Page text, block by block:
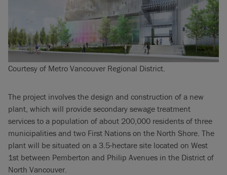
Courtesy of Metro Vancouver Regional District.
The project involves the design and construction of a new
plant, which will provide secondary sewage treatment
services to a population of about 200,000 residents of three
municipalities and two First Nations on the North Shore. The
plant will be situated on a 3.5-hectare site located on West
1st between Pemberton and Philip Avenues in the District of
North Vancouver.